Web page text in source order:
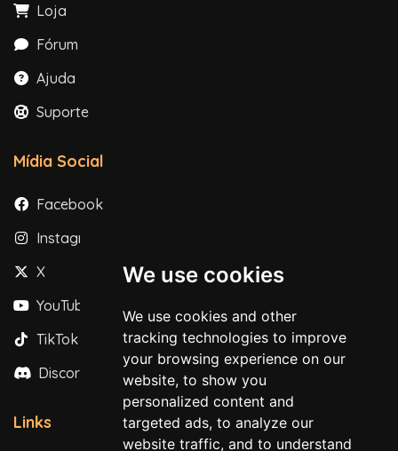
We use cookies
We use cookies and other
tracking technologies to improve
your browsing experience on our
website, to show you
personalized content and
targeted ads, to analyze our
website traffic, and to understand
Loja
Fórum
Ajuda
Suporte
Mídia Social
Facebook
Instagram
X
YouTube
TikTok
Discord
Links